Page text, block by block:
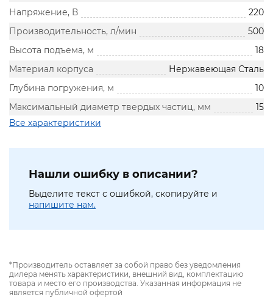
Напряжение, В
220
Производительность, л/мин
500
Высота подъема, м
18
Материал корпуса
Нержавеющая Сталь
Глубина погружения, м
10
Максимальный диаметр твердых частиц, мм
15
Все характеристики
Нашли ошибку в описании?
Выделите текст с ошибкой, скопируйте и
напишите нам.
*Производитель оставляет за собой право без уведомления
дилера менять характеристики, внешний вид, комплектацию
товара и место его производства. Указанная информация не
является публичной офертой